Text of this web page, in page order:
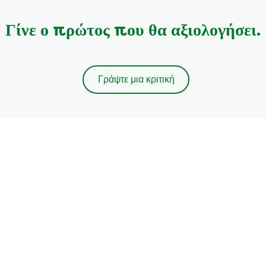
Γίνε ο πρώτος που θα αξιολογήσει.
Γράψτε μια κριτική